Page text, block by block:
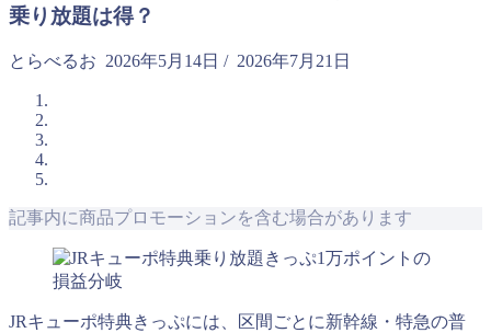
乗り放題は得？
とらべるお 2026年5月14日 / 2026年7月21日
記事内に商品プロモーションを含む場合があります
JRキューポ特典きっぷには、区間ごとに新幹線・特急の普